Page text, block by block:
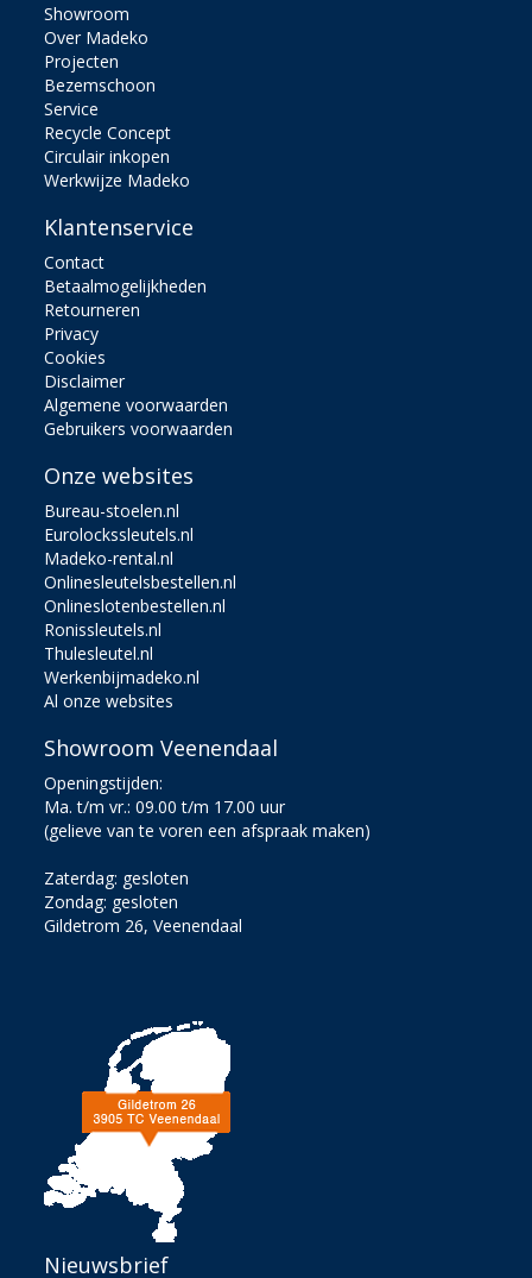
Showroom
Over Madeko
Projecten
Bezemschoon
Service
Recycle Concept
Circulair inkopen
Werkwijze Madeko
Klantenservice
Contact
Betaalmogelijkheden
Retourneren
Privacy
Cookies
Disclaimer
Algemene voorwaarden
Gebruikers voorwaarden
Onze websites
Bureau-stoelen.nl
Eurolockssleutels.nl
Madeko-rental.nl
Onlinesleutelsbestellen.nl
Onlineslotenbestellen.nl
Ronissleutels.nl
Thulesleutel.nl
Werkenbijmadeko.nl
Al onze websites
Showroom Veenendaal
Openingstijden:
Ma. t/m vr.: 09.00 t/m 17.00 uur
(gelieve van te voren een afspraak maken)
Zaterdag: gesloten
Zondag: gesloten
Gildetrom 26, Veenendaal
Nieuwsbrief